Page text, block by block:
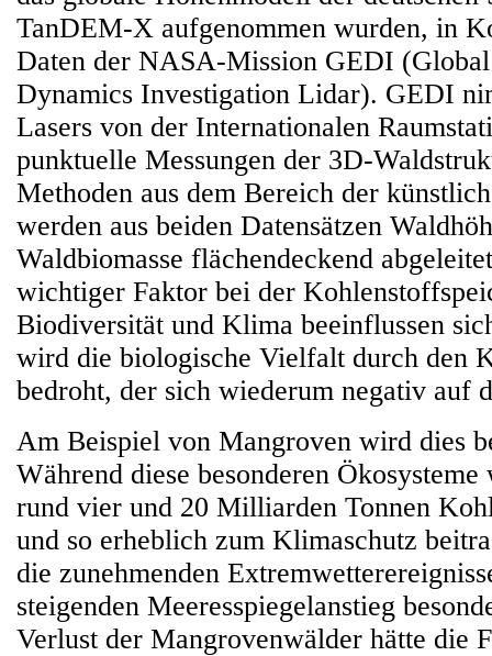
TanDEM-X aufgenommen wurden, in
Daten der NASA-Mission GEDI (Global
Dynamics Investigation Lidar). GEDI
Lasers von der Internationalen
punktuelle Messungen der 3D-
Methoden aus dem Bereich der
werden aus beiden Datensätzen
Waldbiomasse flächendeckend
wichtiger Faktor bei der
Biodiversität und Klima beeinflussen
wird die biologische Vielfalt durch den
bedroht, der sich wiederum negativ auf
Am Beispiel von Mangroven wird dies
Während diese besonderen
rund vier und 20 Milliarden Tonnen
und so erheblich zum Klimaschutz
die zunehmenden
steigenden Meeresspiegelanstieg
Verlust der Mangrovenwälder hätte die